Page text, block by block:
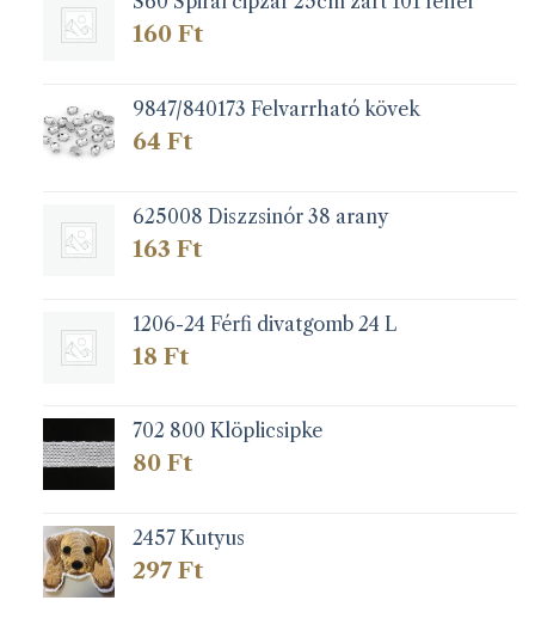
160 Ft
9847/840173 Felvarrható kövek
64 Ft
625008 Diszzsinór 38 arany
163 Ft
1206-24 Férfi divatgomb 24 L
18 Ft
702 800 Klöplicsipke
80 Ft
2457 Kutyus
297 Ft